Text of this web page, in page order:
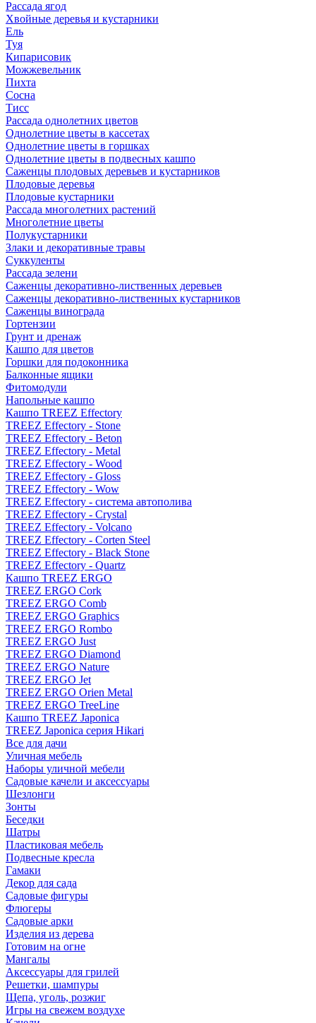
Рассада ягод
Хвойные деревья и кустарники
Ель
Туя
Кипарисовик
Можжевельник
Пихта
Сосна
Тисc
Рассада однолетних цветов
Однолетние цветы в кассетах
Однолетние цветы в горшках
Однолетние цветы в подвесных кашпо
Саженцы плодовых деревьев и кустарников
Плодовые деревья
Плодовые кустарники
Рассада многолетних растений
Многолетние цветы
Полукустарники
Злаки и декоративные травы
Суккуленты
Рассада зелени
Саженцы декоративно-лиственных деревьев
Саженцы декоративно-лиственных кустарников
Саженцы винограда
Гортензии
Грунт и дренаж
Кашпо для цветов
Горшки для подоконника
Балконные ящики
Фитомодули
Напольные кашпо
Кашпо TREEZ Effectory
TREEZ Effectory - Stone
TREEZ Effectory - Beton
TREEZ Effectory - Metal
TREEZ Effectory - Wood
TREEZ Effectory - Gloss
TREEZ Effectory - Wow
TREEZ Effectory - система автополива
TREEZ Effectory - Crystal
TREEZ Effectory - Volcano
TREEZ Effectory - Corten Steel
TREEZ Effectory - Black Stone
TREEZ Effectory - Quartz
Кашпо TREEZ ERGO
TREEZ ERGO Cork
TREEZ ERGO Comb
TREEZ ERGO Graphics
TREEZ ERGO Rombo
TREEZ ERGO Just
TREEZ ERGO Diamond
TREEZ ERGO Nature
TREEZ ERGO Jet
TREEZ ERGO Orien Metal
TREEZ ERGO TreeLine
Кашпо TREEZ Japonica
TREEZ Japonica серия Hikari
Все для дачи
Уличная мебель
Наборы уличной мебели
Садовые качели и аксессуары
Шезлонги
Зонты
Беседки
Шатры
Пластиковая мебель
Подвесные кресла
Гамаки
Декор для сада
Садовые фигуры
Флюгеры
Садовые арки
Изделия из дерева
Готовим на огне
Мангалы
Аксессуары для грилей
Решетки, шампуры
Щепа, уголь, розжиг
Игры на свежем воздухе